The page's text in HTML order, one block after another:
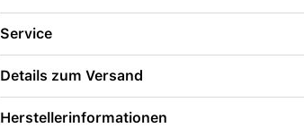
Service
Details zum Versand
Herstellerinformationen